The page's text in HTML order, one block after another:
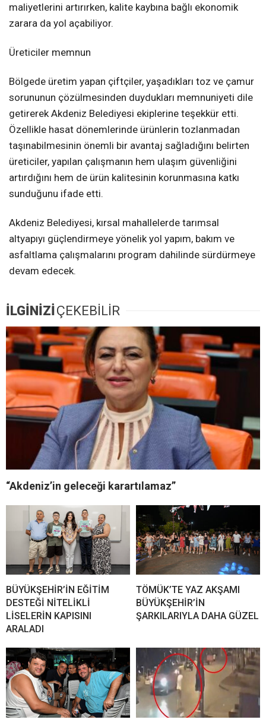
maliyetlerini artırırken, kalite kaybına bağlı ekonomik
zarara da yol açabiliyor.
Üreticiler memnun
Bölgede üretim yapan çiftçiler, yaşadıkları toz ve çamur
sorununun çözülmesinden duydukları memnuniyeti dile
getirerek Akdeniz Belediyesi ekiplerine teşekkür etti.
Özellikle hasat dönemlerinde ürünlerin tozlanmadan
taşınabilmesinin önemli bir avantaj sağladığını belirten
üreticiler, yapılan çalışmanın hem ulaşım güvenliğini
artırdığını hem de ürün kalitesinin korunmasına katkı
sunduğunu ifade etti.
Akdeniz Belediyesi, kırsal mahallelerde tarımsal
altyapıyı güçlendirmeye yönelik yol yapım, bakım ve
asfaltlama çalışmalarını program dahilinde sürdürmeye
devam edecek.
İLGİNİZİÇEKEBİLİR
“Akdeniz’in geleceği karartılamaz”
BÜYÜKŞEHİR’İN EĞİTİM
DESTEĞİ NİTELİKLİ
LİSELERİN KAPISINI
ARALADI
TÖMÜK’TE YAZ AKŞAMI
BÜYÜKŞEHİR’İN
ŞARKILARIYLA DAHA GÜZEL